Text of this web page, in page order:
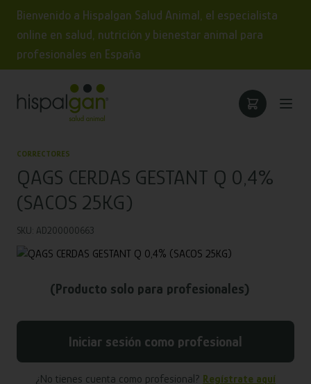
Bienvenido a Hispalgan Salud Animal, el especialista
online en salud, nutrición y bienestar animal para
profesionales en España
CORRECTORES
QAGS CERDAS GESTANT Q 0,4%
(SACOS 25KG)
SKU: AD200000663
(Producto solo para profesionales)
Iniciar sesión como profesional
¿No tienes cuenta como profesional? Regístrate aquí